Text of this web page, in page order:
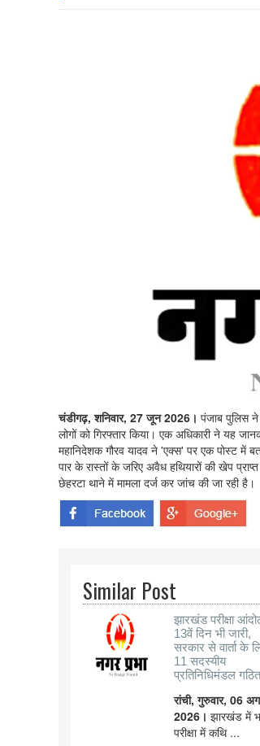
चंडीगढ़, शनिवार, 27 जून 2026। पंजाब पुलिस ने
लोगों को गिरफ्तार किया। एक अधिकारी ने यह
महानिदेशक गौरव यादव ने 'एक्स' पर एक पोस्ट में
पार के रास्तों के जरिए अवैध हथियारों की खेप
छेहरटा थाने में मामला दर्ज कर जांच की जा रही है।
Similar Post
झारखंड परीक्षा
13वें दिन भी जारी,
सरकार से वार्ता के
11 सदस्यीय
प्रतिनिधिमंडल गठित
रांची, गुरुवार, 06
2026। झारखंड में
परीक्षा में कथि ...